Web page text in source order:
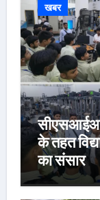
खबर
के तहत
का संसार